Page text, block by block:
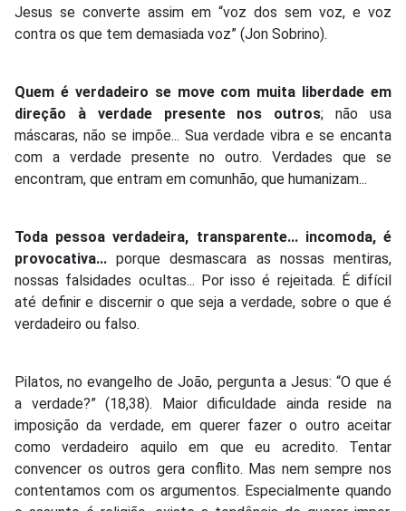
Jesus se converte assim em “voz dos sem voz, e voz
contra os que tem demasiada voz” (Jon Sobrino).
Quem é verdadeiro se move com muita liberdade em
direção à verdade presente nos outros; não usa
máscaras, não se impõe... Sua verdade vibra e se encanta
com a verdade presente no outro. Verdades que se
encontram, que entram em comunhão, que humanizam...
Toda pessoa verdadeira, transparente... incomoda, é
provocativa... porque desmascara as nossas mentiras,
nossas falsidades ocultas... Por isso é rejeitada. É difícil
até definir e discernir o que seja a verdade, sobre o que é
verdadeiro ou falso.
Pilatos, no evangelho de João, pergunta a Jesus: “O que é
a verdade?” (18,38). Maior dificuldade ainda reside na
imposição da verdade, em querer fazer o outro aceitar
como verdadeiro aquilo em que eu acredito. Tentar
convencer os outros gera conflito. Mas nem sempre nos
contentamos com os argumentos. Especialmente quando